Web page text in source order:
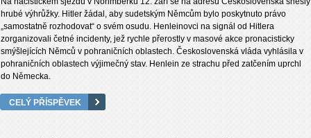
hrubé výhrůžky. Hitler žádal, aby sudetským Němcům bylo poskytnuto právo
„samostatně rozhodovat“ o svém osudu. Henleinovci na signál od Hitlera
zorganizovali četné incidenty, jež rychle přerostly v masové akce pronacisticky
smýšlejících Němců v pohraničních oblastech. Československá vláda vyhlásila v
pohraničních oblastech výjimečný stav. Henlein ze strachu před zatčením uprchl
do Německa.
CELÝ PŘÍSPĚVEK